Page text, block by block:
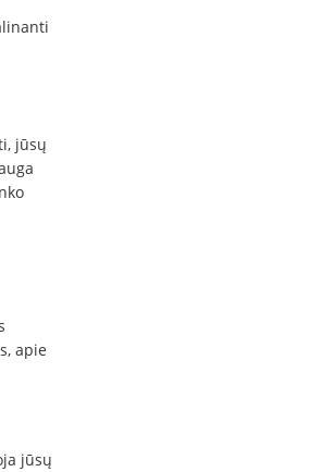
jūsų
apie
jūsų